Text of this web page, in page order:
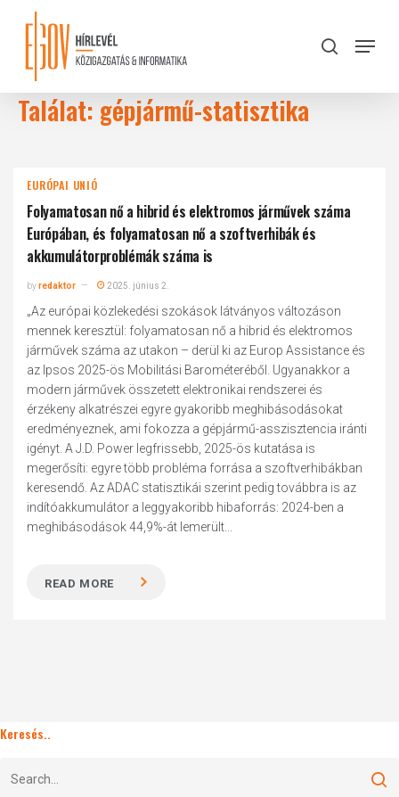
content
search
Menu
Találat: gépjármű-statisztika
EURÓPAI UNIÓ
Folyamatosan nő a hibrid és elektromos járművek száma
Európában, és folyamatosan nő a szoftverhibák és
akkumulátorproblémák száma is
byredaktor 2025. június 2.
„Az európai közlekedési szokások látványos változáson
mennek keresztül: folyamatosan nő a hibrid és elektromos
járművek száma az utakon – derül ki az Europ Assistance és
az Ipsos 2025-ös Mobilitási Barométeréből. Ugyanakkor a
modern járművek összetett elektronikai rendszerei és
érzékeny alkatrészei egyre gyakoribb meghibásodásokat
eredményeznek, ami fokozza a gépjármű-asszisztencia iránti
igényt. A J.D. Power legfrissebb, 2025-ös kutatása is
megerősíti: egyre több probléma forrása a szoftverhibákban
keresendő. Az ADAC statisztikái szerint pedig továbbra is az
indítóakkumulátor a leggyakoribb hibaforrás: 2024-ben a
meghibásodások 44,9%-át lemerült...
READ MORE
Keresés..
Close